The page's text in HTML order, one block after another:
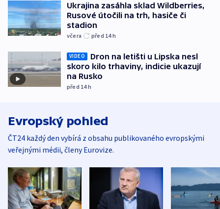
Ukrajina zasáhla sklad Wildberries,
Rusové útočili na trh, hasiče či
stadion
včera před 14h
VIDEO
Dron na letišti u Lipska nesl
skoro kilo trhaviny, indicie ukazují
na Rusko
před 14h
Evropský pohled
ČT24 každý den vybírá z obsahu publikovaného evropskými
veřejnými médii, členy Eurovize.